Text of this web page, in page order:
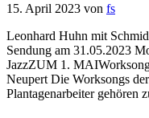
15. April 2023 von fs
Leonhard Huhn mit
Sendung am 31.05.2023
JazzZUM 1.
Neupert Die Worksongs
Plantagenarbeiter gehören